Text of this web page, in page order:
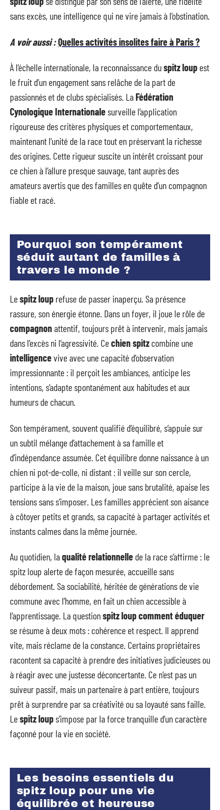
sans excès, une intelligence qui ne vire jamais à l’obstination.
A voir aussi :Quelles activités insolites faire à Paris ?
À l’échelle internationale, la reconnaissance duspitz loup est
le fruit d’un engagement sans relâche de la part de
passionnés et de clubs spécialisés. LaFédération
Cynologique Internationalesurveille l’application
rigoureuse des critères physiques et comportementaux,
maintenant l’unité de la race tout en préservant la richesse
des origines. Cette rigueur suscite un intérêt croissant pour
ce chien à l’allure presque sauvage, tant auprès des
amateurs avertis que des familles en quête d’un compagnon
fiable et racé.
Pourquoi son tempérament
séduit autant de familles à
travers le monde ?
Lespitz loup refuse de passer inaperçu. Sa présence
rassure, son énergie étonne. Dans un foyer, il joue le rôle de
compagnonattentif, toujours prêt à intervenir, mais jamais
dans l’excès ni l’agressivité. Cechien spitz combine une
intelligencevive avec une capacité d’observation
impressionnante : il perçoit les ambiances, anticipe les
intentions, s’adapte spontanément aux habitudes et aux
humeurs de chacun.
Son tempérament, souvent qualifié d’équilibré, s’appuie sur
un subtil mélange d’attachement à sa famille et
d’indépendance assumée. Cet équilibre donne naissance à un
chien ni pot-de-colle, ni distant : il veille sur son cercle,
participe à la vie de la maison, joue sans brutalité, apaise les
tensions sans s’imposer. Les familles apprécient son aisance
à côtoyer petits et grands, sa capacité à partager activités et
instants calmes dans la même journée.
Au quotidien, laqualité relationnelle de la race s’affirme : le
spitz loup alerte de façon mesurée, accueille sans
débordement. Sa sociabilité, héritée de générations de vie
commune avec l’homme, en fait un chien accessible à
l’apprentissage. La questionspitz loup comment éduquer
se résume à deux mots : cohérence et respect. Il apprend
vite, mais réclame de la constance. Certains propriétaires
racontent sa capacité à prendre des initiatives judicieuses ou
à réagir avec une justesse déconcertante. Ce n’est pas un
suiveur passif, mais un partenaire à part entière, toujours
prêt à surprendre par sa créativité ou sa loyauté sans faille.
Lespitz loups’impose par la force tranquille d’un caractère
façonné pour la vie en société.
Les besoins essentiels du
spitz loup pour une vie
équilibrée et heureuse